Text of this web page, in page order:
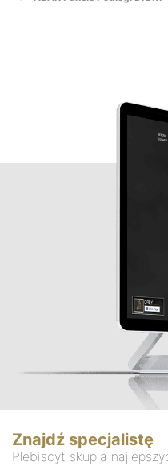
Znajdź specjalistę
Plebiscyt skupia